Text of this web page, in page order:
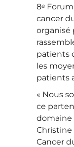
8e
cancer
organisé
patients
les
patients
« Nous
ce
domaine
Christine
Cancer